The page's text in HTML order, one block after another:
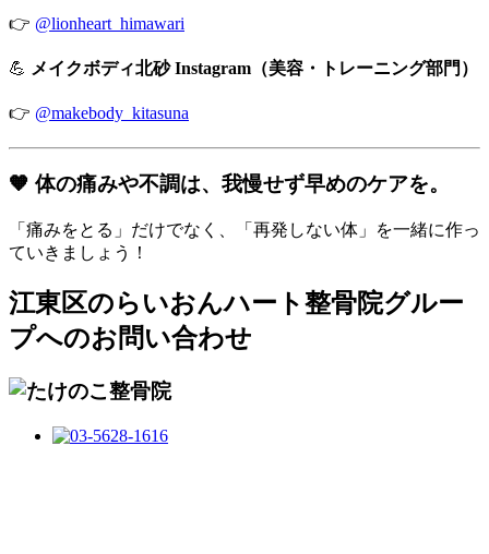
👉 @lionheart_himawari
💪 メイクボディ北砂 Instagram（美容・トレーニング部門）
👉 @makebody_kitasuna
🧡 体の痛みや不調は、我慢せず早めのケアを。
「痛みをとる」だけでなく、「再発しない体」を一緒に作っ
ていきましょう！
江東区のらいおんハート整骨院グルー
プへのお問い合わせ